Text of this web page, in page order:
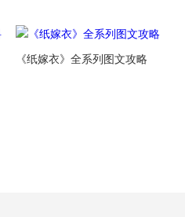
《纸嫁衣》全系列图文攻略